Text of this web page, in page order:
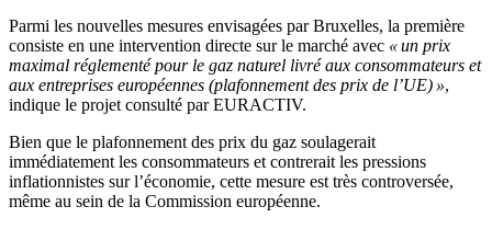
Parmi les nouvelles mesures envisagées par Bruxelles, la première
consiste en une intervention directe sur le marché avec « un prix
maximal réglementé pour le gaz naturel livré aux consommateurs et
aux entreprises européennes (plafonnement des prix de l’UE) »,
indique le projet consulté par EURACTIV.
Bien que le plafonnement des prix du gaz soulagerait
immédiatement les consommateurs et contrerait les pressions
inflationnistes sur l’économie, cette mesure est très controversée,
même au sein de la Commission européenne.